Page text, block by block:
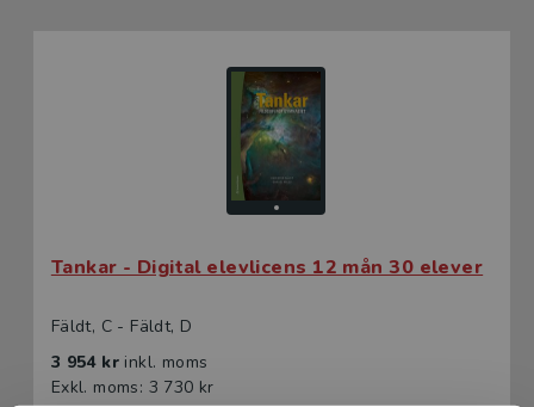
Tankar - Digital elevlicens 12 mån 30 elever
Fäldt, C - Fäldt, D
3 954 kr inkl. moms
Exkl. moms: 3 730 kr